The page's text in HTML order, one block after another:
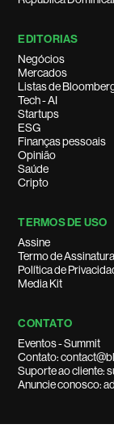
EDITORIAS
Negócios
Mercados
Listas de
Tech - AI
Startups
ESG
Finanças pessoais
Opinião
Saúde
Cripto
TERMOS DE USO
Assine
Termo de Assinatura
Política de
Media Kit
CONTATO
Eventos - Summit
Contato:
Suporte ao cliente:
Anuncie conosco: